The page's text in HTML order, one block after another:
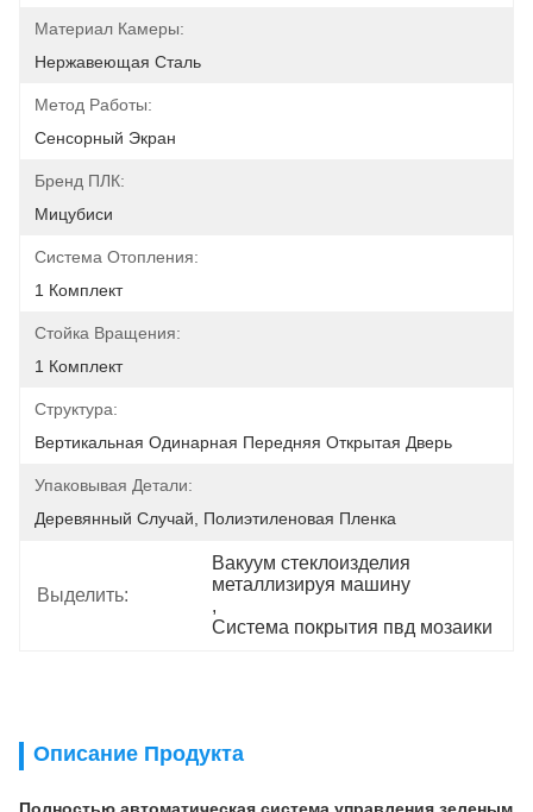
Материал Камеры:
Нержавеющая Сталь
Метод Работы:
Сенсорный Экран
Бренд ПЛК:
Мицубиси
Система Отопления:
1 Комплект
Стойка Вращения:
1 Комплект
Структура:
Вертикальная Одинарная Передняя Открытая Дверь
Упаковывая Детали:
Деревянный Случай, Полиэтиленовая Пленка
Выделить:
Вакуум стеклоизделия
металлизируя машину
,
Система покрытия пвд мозаики
Описание Продукта